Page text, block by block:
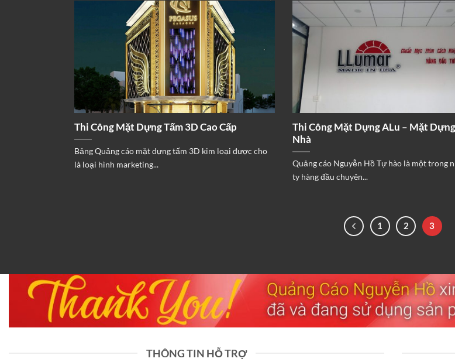
Thi Công Mặt Dựng Tấm 3D Cao Cấp
Bảng Quảng cáo mặt dựng tấm 3D kim loại được cho
là loại hình marketing...
Thi Công Mặt Dựng ALu – Mặt Dựng
Nhà
Quảng cáo Nguyễn Hồ Tự hào là một trong
ty hàng đầu chuyên...
1 2 3
THÔNG TIN HỖ TRỢ